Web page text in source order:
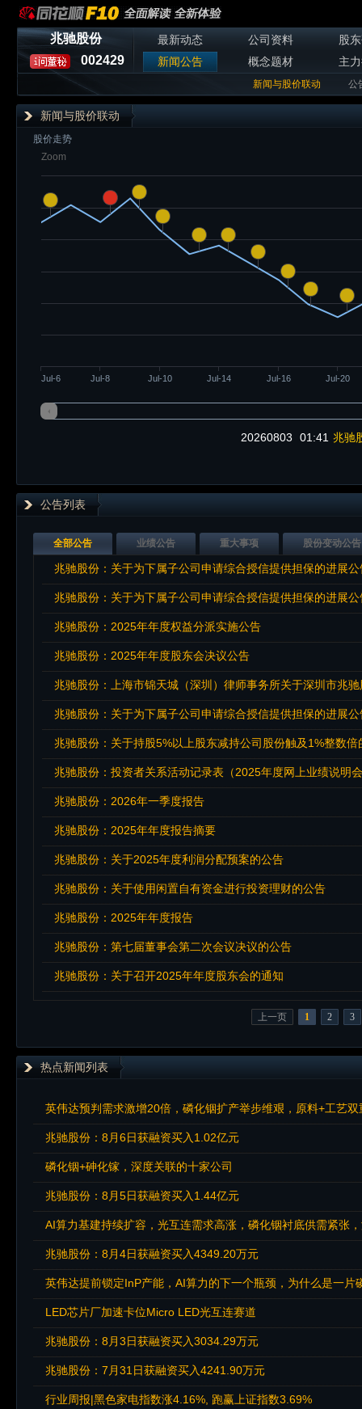
兆驰股份
002429
最新动态 公司资料
股
新闻公告
概念题材 主
新闻与股价联动 公
新闻与股价联动
股价走势
Zoom
Jul-6 Jul-8 Jul-10 Jul-14 Jul-16 Jul-20
20260803 01:41 兆驰
公告列表
全部公告 业绩公告 重大事项 股份变动公告
兆驰股份：关于为下属子公司申请综合授信提供担保的进展公
兆驰股份：关于为下属子公司申请综合授信提供担保的进展公
兆驰股份：2025年年度权益分派实施公告
兆驰股份：2025年年度股东会决议公告
兆驰股份：上海市锦天城（深圳）律师事务所关于深圳市兆
兆驰股份：关于为下属子公司申请综合授信提供担保的进展公
兆驰股份：关于持股5%以上股东减持公司股份触及1%整数倍
兆驰股份：投资者关系活动记录表（2025年度网上业绩说明
兆驰股份：2026年一季度报告
兆驰股份：2025年年度报告摘要
兆驰股份：关于2025年度利润分配预案的公告
兆驰股份：关于使用闲置自有资金进行投资理财的公告
兆驰股份：2025年年度报告
兆驰股份：第七届董事会第二次会议决议的公告
兆驰股份：关于召开2025年年度股东会的通知
上一页 1 2 3
热点新闻列表
英伟达预判需求激增20倍，磷化铟扩产举步维艰，原料+工艺
兆驰股份：8月6日获融资买入1.02亿元
磷化铟+砷化镓，深度关联的十家公司
兆驰股份：8月5日获融资买入1.44亿元
兆驰股份：8月4日获融资买入4349.20万元
英伟达提前锁定InP产能，AI算力的下一个瓶颈，为什么是一片
LED芯片厂加速卡位Micro LED光互连赛道
兆驰股份：8月3日获融资买入3034.29万元
兆驰股份：7月31日获融资买入4241.90万元
行业周报|黑色家电指数涨4.16%, 跑赢上证指数3.69%